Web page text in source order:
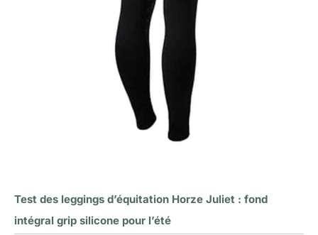
Test des leggings d’équitation Horze Juliet : fond
intégral grip silicone pour l’été